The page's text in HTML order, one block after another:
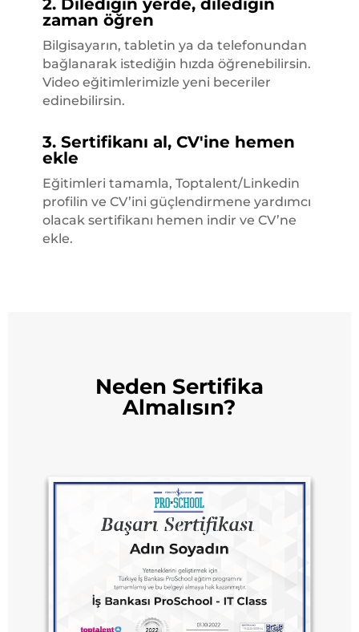
zaman öğren
Bilgisayarın, tabletin ya da telefonundan
bağlanarak istediğin hızda öğrenebilirsin.
Video eğitimlerimizle yeni beceriler
edinebilirsin.
3. Sertifikanı al, CV'ine hemen
ekle
Eğitimleri tamamla, Toptalent/Linkedin
profilin ve CV’ini güçlendirmene yardımcı
olacak sertifikanı hemen indir ve CV’ne
ekle.
Neden Sertifika
Almalısın?